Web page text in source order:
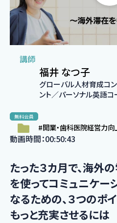
たった３カ月で、海外
を使ってコミュニケー
なるための、３つのポ
もっと充実させるには
講師
福井 なつ子
グローバル人材育成コ
ント／パーソナル英語コ
無料会員
#開業・歯科医院経営力
動画時間：00:50:43